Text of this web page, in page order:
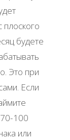
плоского
будете
Это при
Если
100
или